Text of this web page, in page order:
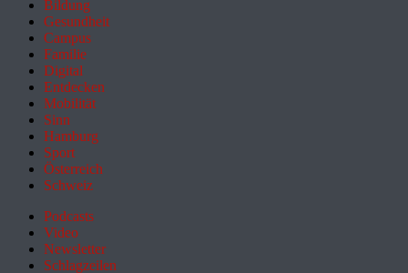
Bildung
Gesundheit
Campus
Familie
Digital
Entdecken
Mobilität
Sinn
Hamburg
Sport
Österreich
Schweiz
Podcasts
Video
Newsletter
Schlagzeilen